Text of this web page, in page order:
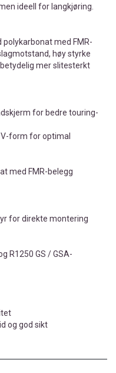
ideell for langkjøring.
med FMR-
høy styrke
mer slitesterkt
for bedre touring-
form for optimal
med FMR-belegg
for direkte montering
R1250 GS / GSA-
og god sikt